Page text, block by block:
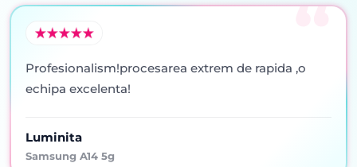
Profesionalism!procesarea extrem de rapida ,o
echipa excelenta!
Luminita
Samsung A14 5g